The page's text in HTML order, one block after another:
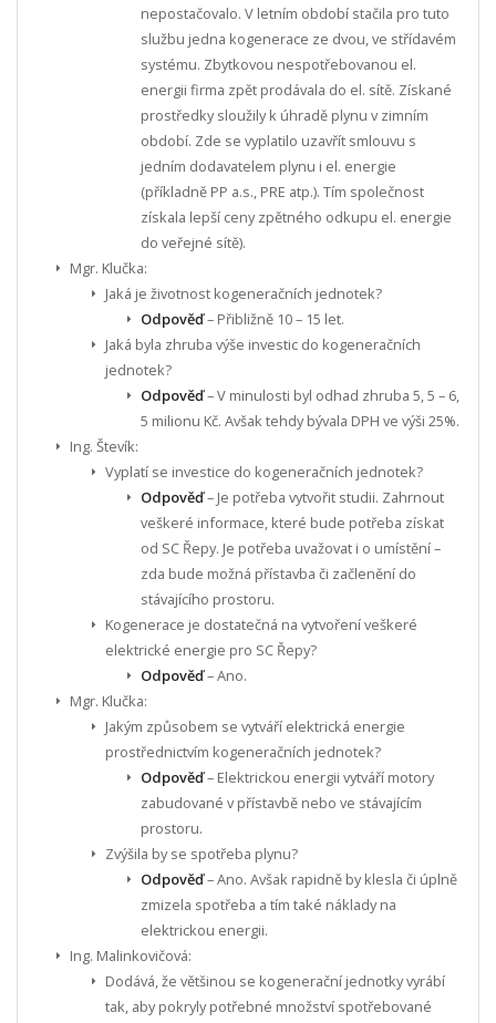
nepostačovalo. V letním období stačila pro tuto
službu jedna kogenerace ze dvou, ve střídavém
systému. Zbytkovou nespotřebovanou el.
energii firma zpět prodávala do el. sítě. Získané
prostředky sloužily k úhradě plynu v zimním
období. Zde se vyplatilo uzavřít smlouvu s
jedním dodavatelem plynu i el. energie
(příkladně PP a.s., PRE atp.). Tím společnost
získala lepší ceny zpětného odkupu el. energie
do veřejné sítě).
Mgr. Klučka:
Jaká je životnost kogeneračních jednotek?
Odpověď– Přibližně 10 – 15 let.
Jaká byla zhruba výše investic do kogeneračních
jednotek?
Odpověď– V minulosti byl odhad zhruba 5, 5 – 6,
5 milionu Kč. Avšak tehdy bývala DPH ve výši 25%.
Ing. Števík:
Vyplatí se investice do kogeneračních jednotek?
Odpověď– Je potřeba vytvořit studii. Zahrnout
veškeré informace, které bude potřeba získat
od SC Řepy. Je potřeba uvažovat i o umístění –
zda bude možná přístavba či začlenění do
stávajícího prostoru.
Kogenerace je dostatečná na vytvoření veškeré
elektrické energie pro SC Řepy?
Odpověď– Ano.
Mgr. Klučka:
Jakým způsobem se vytváří elektrická energie
prostřednictvím kogeneračních jednotek?
Odpověď– Elektrickou energii vytváří motory
zabudované v přístavbě nebo ve stávajícím
prostoru.
Zvýšila by se spotřeba plynu?
Odpověď– Ano. Avšak rapidně by klesla či úplně
zmizela spotřeba a tím také náklady na
elektrickou energii.
Ing. Malinkovičová:
Dodává, že většinou se kogenerační jednotky vyrábí
tak, aby pokryly potřebné množství spotřebované